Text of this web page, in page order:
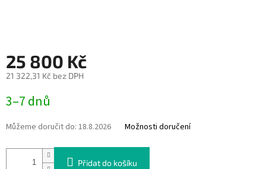
25 800 Kč
21 322,31 Kč bez DPH
cena:
3–7 dnů
Můžeme doručit do: 18.8.2026 Možnosti doručení
Přidat do košíku